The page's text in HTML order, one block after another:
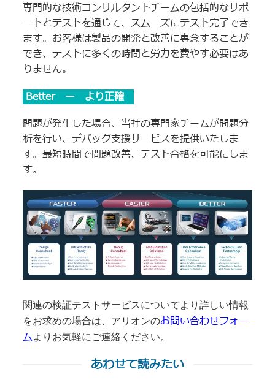
専門的な技術コンサルタントチームの包括的なサポ
ートとテストを通じて、スムーズにテスト完了でき
ます。お客様は製品の開発と改善に専念することが
でき、テストに多くの時間と労力を費やす必要はあ
りません。
Better ー より正確
問題が発生した場合、当社の専門家チームが問題分
析を行い、デバッグ支援サービスを提供いたしま
す。最短時間で問題改善、テスト合格を可能にしま
す。
関連の検証テストサービスについてより詳しい情報
をお求めの場合は、アリオンのお問い合わせフォー
ムよりお気軽にご連絡ください。
あわせて読みたい